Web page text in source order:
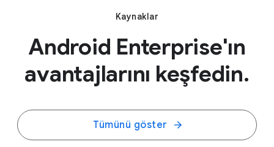
Kaynaklar
Android Enterprise'ın
avantajlarını keşfedin.
Tümünü göster